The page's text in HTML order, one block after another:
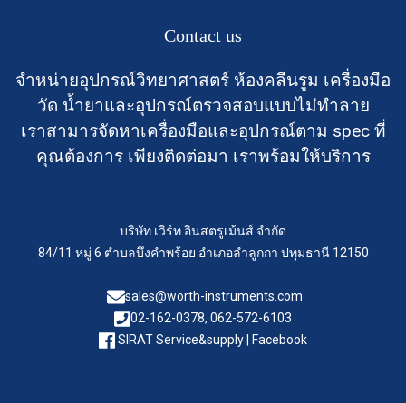
Contact us
จำหน่ายอุปกรณ์วิทยาศาสตร์ ห้องคลีนรูม เครื่องมือ
วัด น้ำยาและอุปกรณ์ตรวจสอบแบบไม่ทำลาย
เราสามารจัดหาเครื่องมือและอุปกรณ์ตาม spec ที่
คุณต้องการ เพียงติดต่อมา เราพร้อมให้บริการ
บริษัท เวิร์ท อินสตรูเม้นส์ จำกัด
84/11 หมู่ 6 ตำบลบึงคำพร้อย อำเภอลำลูกกา ปทุมธานี 12150
sales@worth-instruments.com
02-162-0378, 062-572-6103
SIRAT Service&supply | Facebook